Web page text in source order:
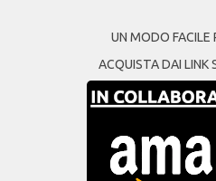
UN MODO FACILE
ACQUISTA DAI LINK